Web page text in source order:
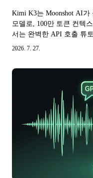
Kimi K3는 Moonshot AI가
모델로, 100만 토큰 컨텍
서는 완벽한 API 호출 튜
5.6, Claude Fable 5와의
2026. 7. 27.